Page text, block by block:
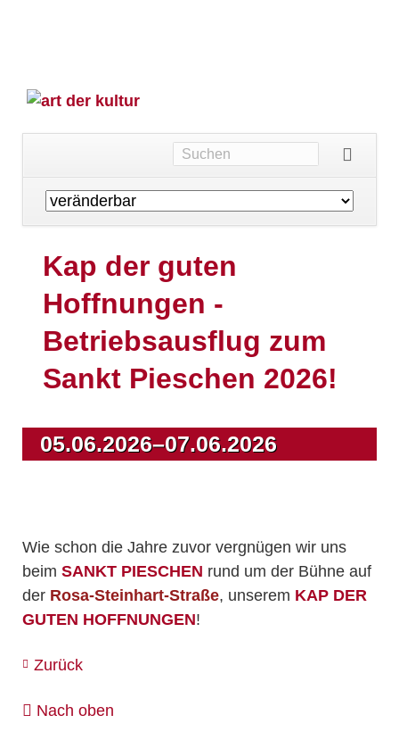
Navigation
überspringen
Kap der guten
Hoffnungen -
Betriebsausflug zum
Sankt Pieschen 2026!
05.06.2026–07.06.2026
Wie schon die Jahre zuvor vergnügen wir uns
beim SANKT PIESCHEN rund um der Bühne auf
der Rosa-Steinhart-Straße, unserem KAP DER
GUTEN HOFFNUNGEN!
Zurück
Nach oben